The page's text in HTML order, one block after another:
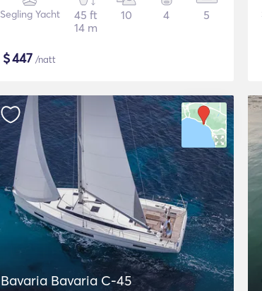
Segling Yacht
45 ft
14 m
10 4 5
$447 /natt
Bavaria Bavaria C-45